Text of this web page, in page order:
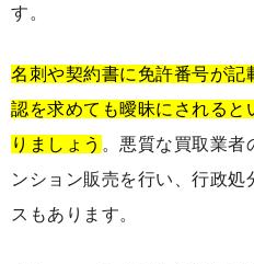
す。
名刺や契約書に免許番号が記
認を求めても曖昧にされると
りましょう 。悪質な買取業者
ンション販売を行い、行政処
スもあります。